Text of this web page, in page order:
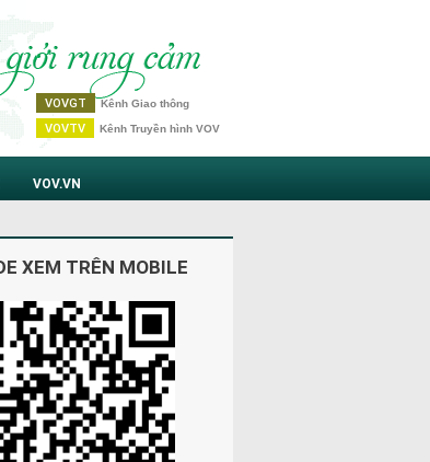
VOVGT Kênh Giao thông
VOVTV Kênh Truyền hình VOV
VOV.VN
XEM TRÊN MOBILE